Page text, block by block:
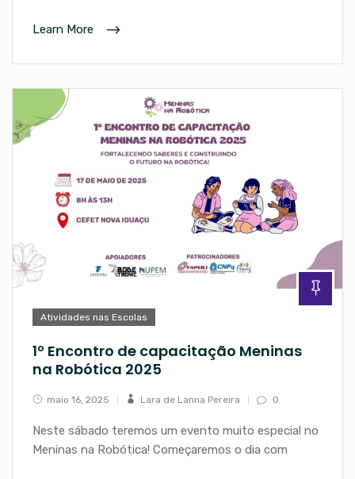
Learn More
Atividades nas Escolas
1º Encontro de capacitação Meninas
na Robótica 2025
maio 16, 2025 Lara de Lanna Pereira 0
Neste sábado teremos um evento muito especial no
Meninas na Robótica! Começaremos o dia com